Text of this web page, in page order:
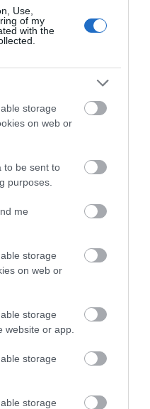
Use,
of my
with the
storage
on web or
to be sent to
purposes.
me
storage
on web or
storage
website or app.
storage
storage
τη